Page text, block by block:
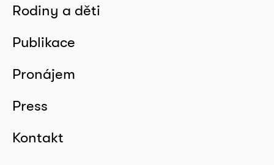
Rodiny a děti
Publikace
Pronájem
Press
Kontakt